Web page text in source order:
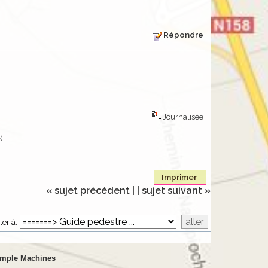
Répondre
Journalisée
)
Imprimer
« sujet précédent | | sujet suivant »
à:
Machines